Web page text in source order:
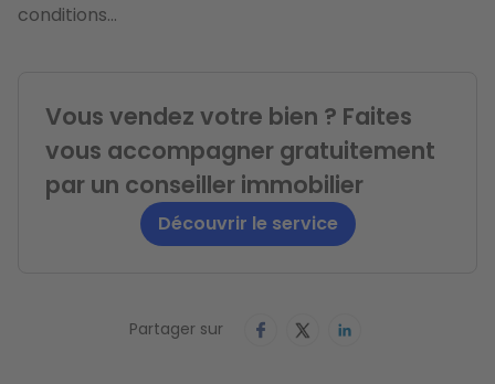
conditions...
Vous vendez votre bien ? Faites
vous accompagner gratuitement
par un conseiller immobilier
Découvrir le service
Partager sur